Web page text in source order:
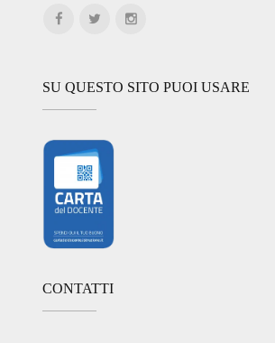
SU QUESTO SITO PUOI USARE
CONTATTI